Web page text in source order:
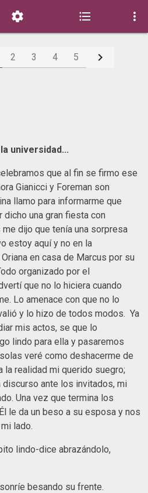
  
2 3 4 5 
universidad...
que al fin se firmo ese
Gianicci y Foreman son
llamo para informarme que
dicho una gran fiesta con
dijo que tenía una sorpresa
estoy aquí y no en la
en casa de Marcus por su
organizado por el
que no lo hiciera cuando
Lo amenace con que no lo
y lo hizo de todos modos. Ya
mis actos, se que lo
lindo para ella y pasaremos
veré como deshacerme de
realidad mi querido suegro;
discurso ante los invitados, mi
Una vez que termina los
le da un beso a su esposa y nos
lado.
lindo-dice abrazándolo,
besando su frente.